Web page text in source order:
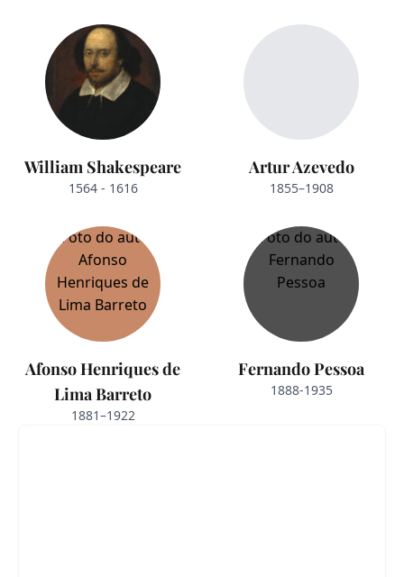
William Shakespeare
1564 - 1616
Artur Azevedo
1855–1908
Afonso Henriques de
Lima Barreto
1881–1922
Fernando Pessoa
1888-1935